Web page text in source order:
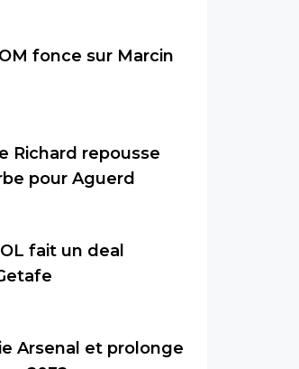
fonce sur Marcin
Richard repousse
pour Aguerd
fait un deal
Arsenal et prolonge